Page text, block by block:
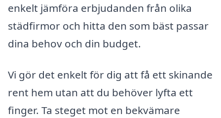
enkelt jämföra erbjudanden från olika
städfirmor och hitta den som bäst passar
dina behov och din budget.
Vi gör det enkelt för dig att få ett skinande
rent hem utan att du behöver lyfta ett
finger. Ta steget mot en bekvämare